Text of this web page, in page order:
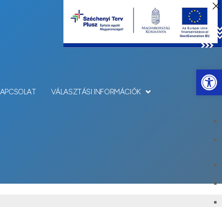
VÁLASZTÁSI INFORMÁCIÓK